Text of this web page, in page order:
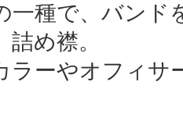
一種で、バンド
め襟。
ラーやオフィサ